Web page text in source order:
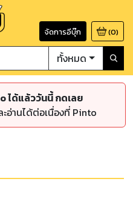
จัดการอีบุ๊ก (0)
ทั้งหมด
ได้แล้ววันนี้ กดเลย
อ่านได้ต่อเนื่องที่ Pinto